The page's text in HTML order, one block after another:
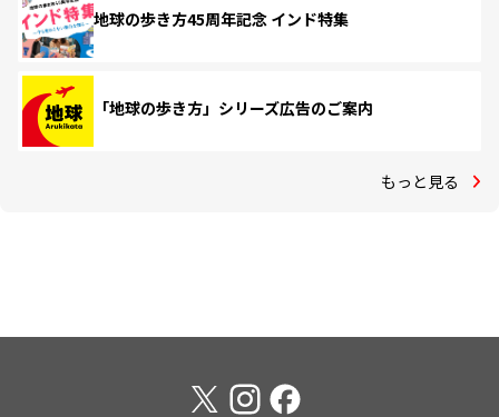
地球の歩き方45周年記念 インド特集
「地球の歩き方」シリーズ広告のご案内
もっと見る